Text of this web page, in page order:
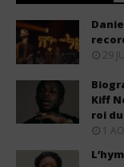
29
Kiff
roi
1